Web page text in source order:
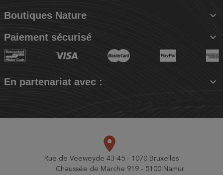
Boutiques Nature 
Paiement sécurisé 
En partenariat avec : 
place
Rue de Veeweyde 43-45 - 1070 Bruxelles
Chaussée de Marche 919 - 5100 Namur